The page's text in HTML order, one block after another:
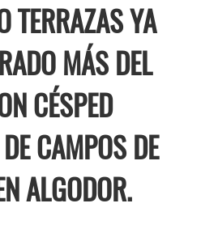
TERRAZAS YA
MÁS DEL
CÉSPED
CAMPOS DE
ALGODOR.